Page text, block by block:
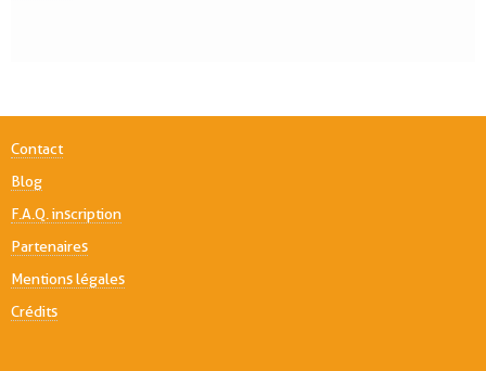
Contact
Blog
F.A.Q. inscription
Partenaires
Mentions légales
Crédits